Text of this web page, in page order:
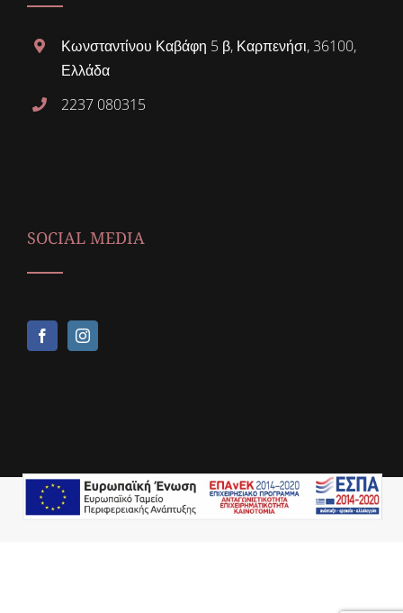
Κωνσταντίνου Καβάφη 5 β, Καρπενήσι, 36100,
Ελλάδα
2237 080315
SOCIAL MEDIA
Copyright © 2018, Icop Web Services